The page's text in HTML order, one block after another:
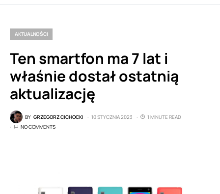
AKTUALNOŚCI
Ten smartfon ma 7 lat i
właśnie dostał ostatnią
aktualizację
BY GRZEGORZ CICHOCKI 10 STYCZNIA 2023
1 MINUTE READ
NO COMMENTS